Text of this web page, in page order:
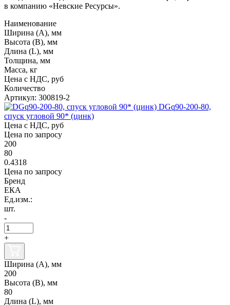
в компанию «Невские Ресурсы».
Наименование
Ширина (А), мм
Высота (В), мм
Длина (L), мм
Толщина, мм
Масса, кг
Цена с НДС, руб
Количество
Артикул: 300819-2
DGq90-200-80,
спуск угловой 90* (цинк)
Цена с НДС, руб
Цена по запросу
200
80
0.4318
Цена по запросу
Бренд
ЕКА
Ед.изм.:
шт.
-
+
Ширина (А), мм
200
Высота (В), мм
80
Длина (L), мм